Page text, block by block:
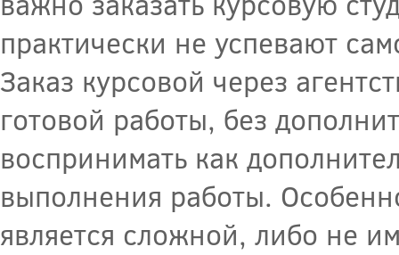
практически не успевают
Заказ курсовой через
готовой работы, без
воспринимать как
выполнения работы.
является сложной, либо не